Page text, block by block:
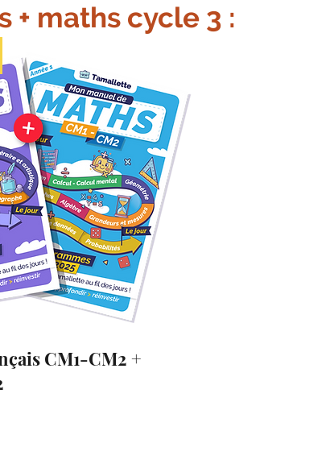
+ maths cycle 3 :
CM1-CM2 +